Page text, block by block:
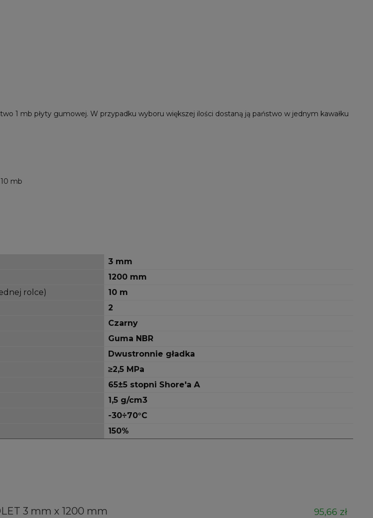
1 mb płyty gumowej. W przypadku wyboru większej ilości dostaną ją państwo w jednym kawałku
mb
3 mm
1200 mm
rolce)
10 m
2
Czarny
Guma NBR
Dwustronnie gładka
≥2,5 MPa
65±5 stopni Shore'a A
1,5 g/cm3
-30÷70°C
150%
3 mm x 1200 mm 95,66 zł